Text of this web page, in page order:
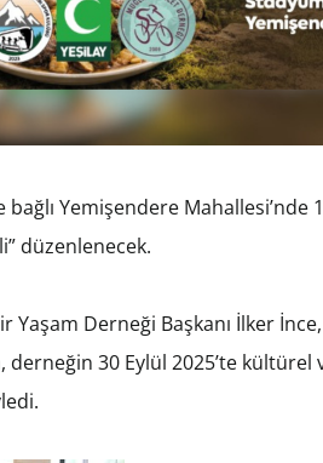
bağlı Yemişendere
düzenlenecek.
Derneği Başkanı İlker
derneğin 30 Eylül 2025’te